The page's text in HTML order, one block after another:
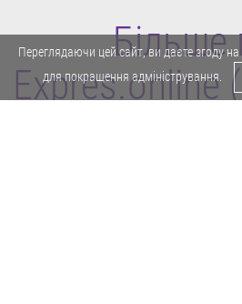
Більше
Expres.online
Переглядаючи цей сайт, ви даєте згоду
для покращення адміністрування.